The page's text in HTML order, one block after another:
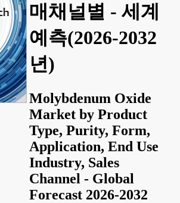
매채널별 - 세계
예측(2026-2032
년)
Molybdenum Oxide
Market by Product
Type, Purity, Form,
Application, End Use
Industry, Sales
Channel - Global
Forecast 2026-2032